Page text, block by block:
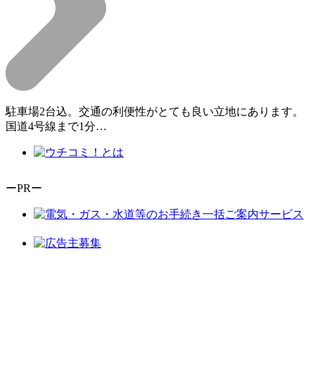
駐車場2台込。交通の利便性がとても良い立地にあります。
国道4号線まで1分…
ーPRー